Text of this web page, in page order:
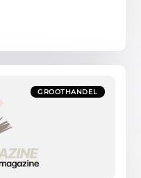
GROOTHANDEL